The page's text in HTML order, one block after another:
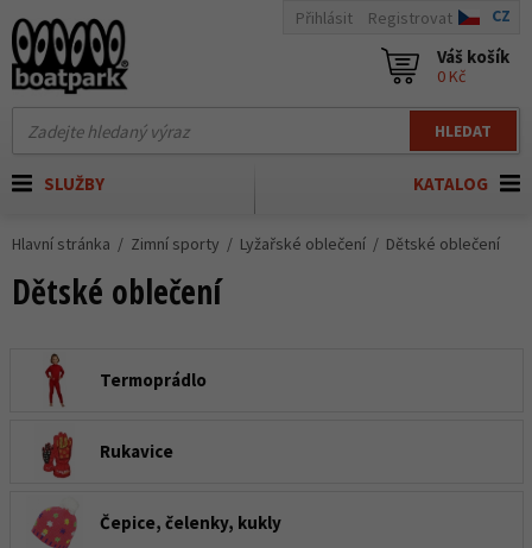
HLEDAT
Přihlásit Registrovat CZ
Váš košík
0 Kč
KATALOG
SLUŽBY
Hlavní stránka Zimní sporty Lyžařské oblečení Dětské oblečení
Dětské oblečení
Termoprádlo
Rukavice
Čepice, čelenky, kukly